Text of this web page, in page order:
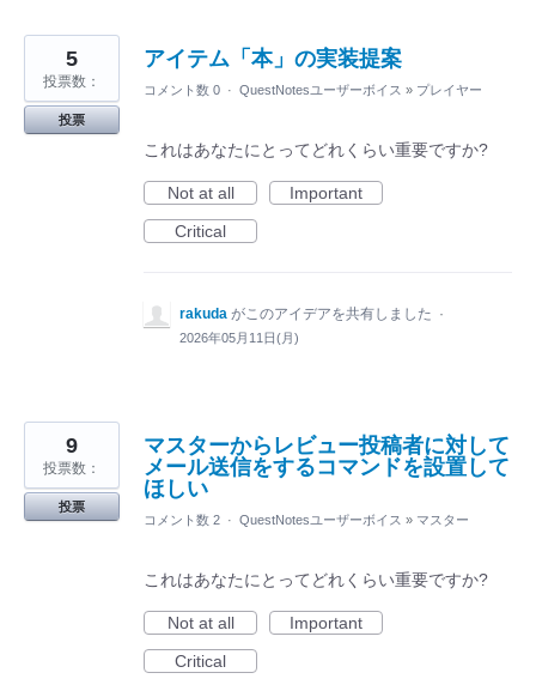
アイテム「本」の実装提案
5
投票数：
投票
コメント数 0 · QuestNotesユーザーボイス » プレイヤー
これはあなたにとってどれくらい重要ですか?
Not at all
Important
Critical
rakuda がこのアイデアを共有しました ·
2026年05月11日(月)
マスターからレビュー投稿者に対して
メール送信をするコマンドを設置して
ほしい
9
投票数：
投票
コメント数 2 · QuestNotesユーザーボイス » マスター
これはあなたにとってどれくらい重要ですか?
Not at all
Important
Critical